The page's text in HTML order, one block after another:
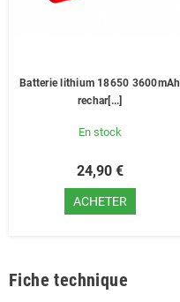
Batterie lithium 18650 3600mAh
rechar[...]
En stock
24,90 €
ACHETER
Fiche technique